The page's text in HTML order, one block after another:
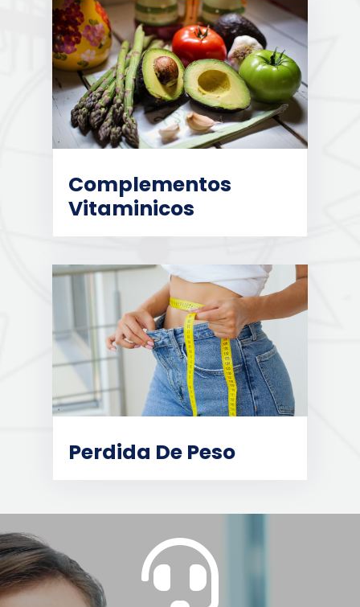
Complementos
Vitaminicos
Perdida De Peso
